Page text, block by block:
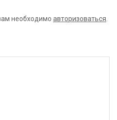
необходимо авторизоваться